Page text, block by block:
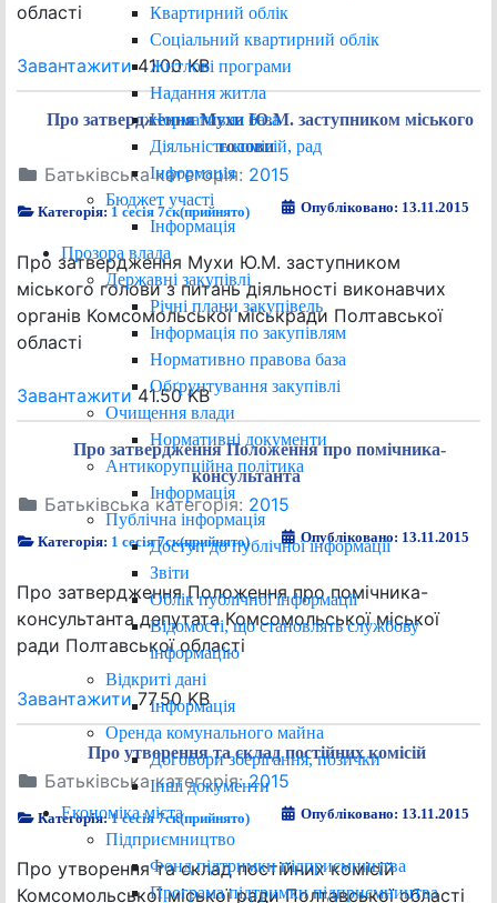
Квартирний облік
Соціальний квартирний облік
Житлові програми
Надання житла
Нормативна база
Діяльність комісій, рад
Інформація
Бюджет участі
Інформація
Прозора влада
Державні закупівлі
Річні плани закупівель
Інформація по закупівлям
Нормативно правова база
Обґрунтування закупівлі
Очищення влади
Нормативні документи
Антикорупційна політика
Інформація
Публічна інформація
Доступ до публічної інформації
Звіти
Облік публічної інформації
Відомості, що становлять службову
інформацію
Відкриті дані
Інформація
Оренда комунального майна
Договори зберігання, позички
Інші документи
Економіка міста
Підприємництво
Фонд підтримки підприємництва
Програма підтримки підприємництва
області
Завантажити41.00 KB
Про затвердження Мухи Ю.М. заступником міського
голови
Батьківська категорія: 2015
Категорія: 1 сесія 7ск(прийнято) Опубліковано: 13.11.2015
Про затвердження Мухи Ю.М. заступником
міського голови з питань діяльності виконавчих
органів Комсомольської міськради Полтавської
області
Завантажити41.50 KB
Про затвердження Положення про помічника-
консультанта
Батьківська категорія: 2015
Категорія: 1 сесія 7ск(прийнято) Опубліковано: 13.11.2015
Про затвердження Положення про помічника-
консультанта депутата Комсомольської міської
ради Полтавської області
Завантажити77.50 KB
Про утворення та склад постійних комісій
Батьківська категорія:2015
Категорія:1 сесія 7ск(прийнято) Опубліковано: 13.11.2015
Про утворення та склад постійних комісій
Комсомольської міської ради Полтавської області